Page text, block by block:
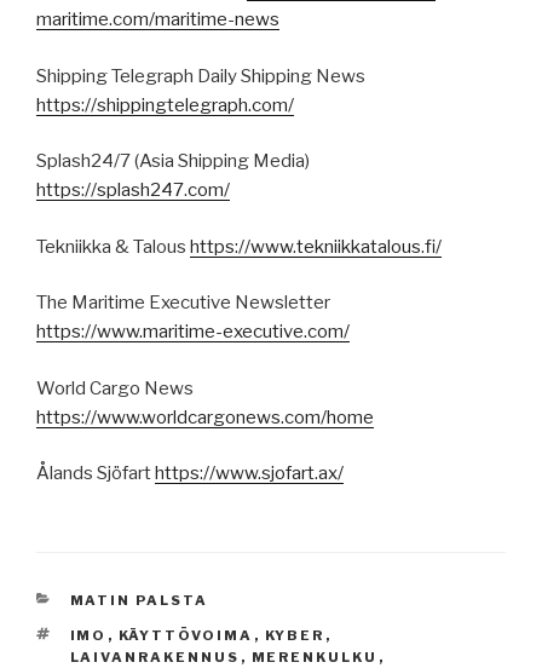
maritime.com/maritime-news
Shipping Telegraph Daily Shipping News
https://shippingtelegraph.com/
Splash24/7 (Asia Shipping Media)
https://splash247.com/
Tekniikka & Talous https://www.tekniikkatalous.fi/
The Maritime Executive Newsletter
https://www.maritime-executive.com/
World Cargo News
https://www.worldcargonews.com/home
Ålands Sjöfarthttps://www.sjofart.ax/
KATEGORIAT
MATIN PALSTA
AVAINSANAT
IMO , KÄYTTÖVOIMA , KYBER ,
LAIVANRAKENNUS , MERENKULKU ,